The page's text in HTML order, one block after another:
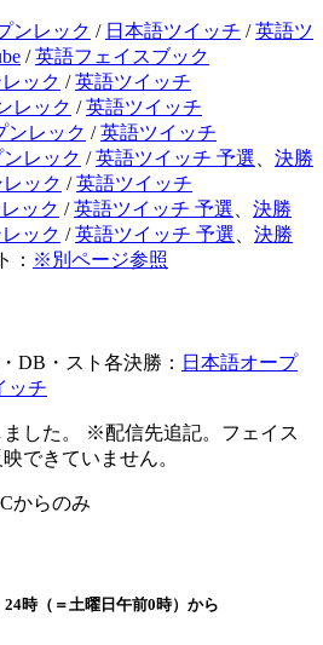
ンレック / 日本語ツイッチ /英語ツ
/英語フェイスブック
ック /英語ツイッチ
レック /英語ツイッチ
ンレック /英語ツイッチ
レック /英語ツイッチ 予選
決勝
ック /英語ツイッチ
ック /英語ツイッチ 予選
決勝
ック /英語ツイッチ 予選
決勝
： ※別ページ参照
DB・スト各決勝： 日本語オープ
ッチ
した。 ※配信先追記。フェイス
できていません。
からのみ
時（＝土曜日午前0時）から